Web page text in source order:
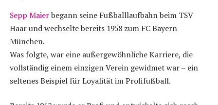
Sepp Maierbegann seine Fußballlaufbahn beim TSV
Haar und wechselte bereits 1958 zum FC Bayern
München.
Was folgte, war eine außergewöhnliche Karriere, die
vollständig einem einzigen Verein gewidmet war – ein
seltenes Beispiel für Loyalität im Profifußball.